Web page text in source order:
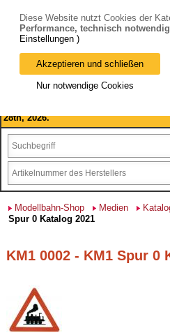
Bitte beachten Sie: wir machen
August 2026 haben wir geschlossen.
28th, 2026.
Modellbahn-Shop Medien
Spur 0 Katalog 2021
KM1 0002 - KM1 Spur 0
Diese Website nutzt Cookies der
Performance, technisch notwendig
Einstellungen )
Akzeptieren und schließen
Nur notwendige Cookies